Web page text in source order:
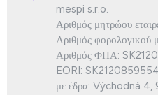
mespi s.r.o.
Αριθμός μητρώου
Αριθμός
Αριθμός ΦΠΑ:
EORI: SK2120859554
με έδρα: Východná